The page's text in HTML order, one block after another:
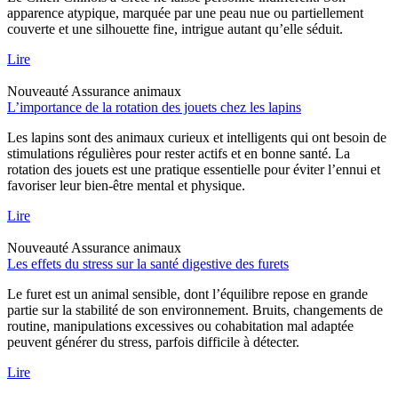
apparence atypique, marquée par une peau nue ou partiellement
couverte et une silhouette fine, intrigue autant qu’elle séduit.
Lire
NouveautéAssurance animaux
L’importance de la rotation des jouets chez les lapins
Les lapins sont des animaux curieux et intelligents qui ont besoin de
stimulations régulières pour rester actifs et en bonne santé. La
rotation des jouets est une pratique essentielle pour éviter l’ennui et
favoriser leur bien-être mental et physique.
Lire
NouveautéAssurance animaux
Les effets du stress sur la santé digestive des furets
Le furet est un animal sensible, dont l’équilibre repose en grande
partie sur la stabilité de son environnement. Bruits, changements de
routine, manipulations excessives ou cohabitation mal adaptée
peuvent générer du stress, parfois difficile à détecter.
Lire